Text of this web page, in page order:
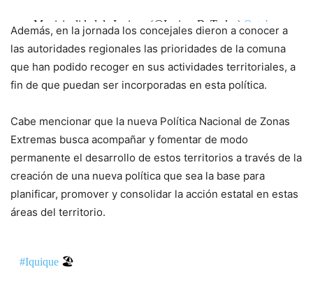
— Municipalidad de Iquique (@IquiqueDeTodos) October
20, 2022
Además, en la jornada los concejales dieron a conocer a
las autoridades regionales las prioridades de la comuna
que han podido recoger en sus actividades territoriales, a
fin de que puedan ser incorporadas en esta política.
Cabe mencionar que la nueva Política Nacional de Zonas
Extremas busca acompañar y fomentar de modo
permanente el desarrollo de estos territorios a través de la
creación de una nueva política que sea la base para
planificar, promover y consolidar la acción estatal en estas
áreas del territorio.
#Iquique🏖